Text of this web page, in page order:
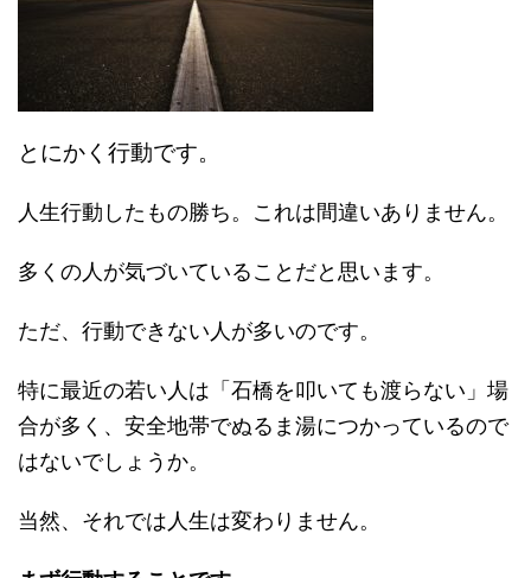
とにかく行動です。
人生行動したもの勝ち。これは間違いありません。
多くの人が気づいていることだと思います。
ただ、行動できない人が多いのです。
特に最近の若い人は「石橋を叩いても渡らない」場
合が多く、安全地帯でぬるま湯につかっているので
はないでしょうか。
当然、それでは人生は変わりません。